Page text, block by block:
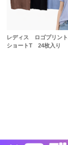
レディス ロゴプリント
ショートT 24枚入り